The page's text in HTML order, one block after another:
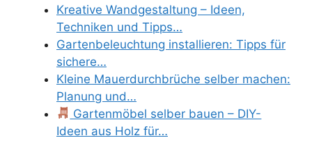
Kreative Wandgestaltung – Ideen,
Techniken und Tipps…
Gartenbeleuchtung installieren: Tipps für
sichere…
Kleine Mauerdurchbrüche selber machen:
Planung und…
Gartenmöbel selber bauen – DIY-
Ideen aus Holz für…